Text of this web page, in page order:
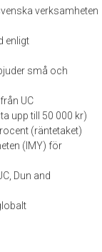
verksamheten
enligt
små och
UC
upp till 50 000 kr)
(räntetaket)
(IMY) för
Dun and